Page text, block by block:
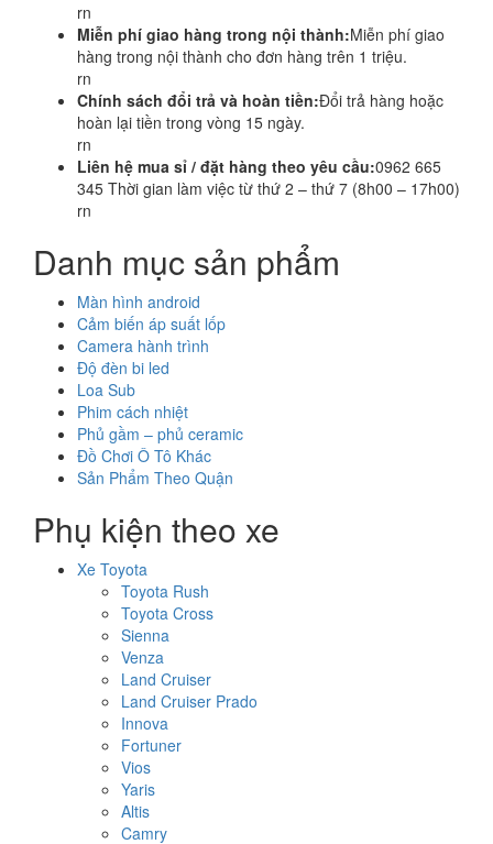
rn
Miễn phí giao hàng trong nội thành:Miễn phí giao
hàng trong nội thành cho đơn hàng trên 1 triệu.
rn
Chính sách đổi trả và hoàn tiền:Đổi trả hàng hoặc
hoàn lại tiền trong vòng 15 ngày.
rn
Liên hệ mua sỉ / đặt hàng theo yêu cầu:0962 665
345 Thời gian làm việc từ thứ 2 – thứ 7 (8h00 – 17h00)
rn
Danh mục sản phẩm
Màn hình android
Cảm biến áp suất lốp
Camera hành trình
Độ đèn bi led
Loa Sub
Phim cách nhiệt
Phủ gầm – phủ ceramic
Đồ Chơi Ô Tô Khác
Sản Phẩm Theo Quận
Phụ kiện theo xe
Xe Toyota
Toyota Rush
Toyota Cross
Sienna
Venza
Land Cruiser
Land Cruiser Prado
Innova
Fortuner
Vios
Yaris
Altis
Camry